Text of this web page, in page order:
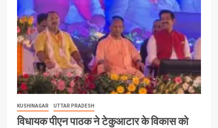
KUSHINAGAR UTTAR PRADESH
विधायक पीएन पाठक ने टेकुआटार के विकास को